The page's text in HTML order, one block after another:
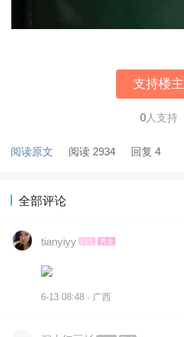
支持楼主
0人支持
阅读原文 阅读 2934 回复 4
全部评论
tianyiyy LV1 秀女
6-13 08:48 · 广西